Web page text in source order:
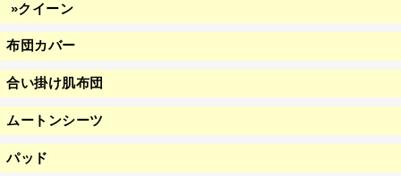
»クイーン
布団カバー
合い掛け肌布団
ムートンシーツ
パッド